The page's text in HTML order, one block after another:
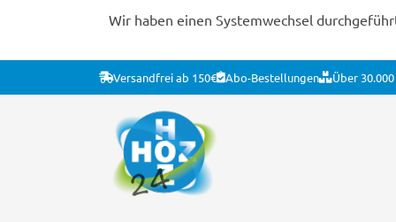
Wir haben einen Systemwechsel
Versandfrei ab 150€ Abo-Bestellungen Über